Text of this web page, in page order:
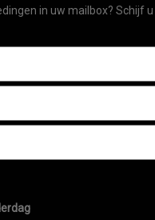
in uw mailbox? Schijf